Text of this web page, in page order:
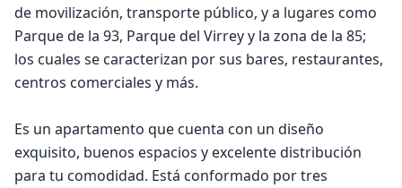
de movilización, transporte público, y a lugares como
Parque de la 93, Parque del Virrey y la zona de la 85;
los cuales se caracterizan por sus bares, restaurantes,
centros comerciales y más.
Es un apartamento que cuenta con un diseño
exquisito, buenos espacios y excelente distribución
para tu comodidad. Está conformado por tres